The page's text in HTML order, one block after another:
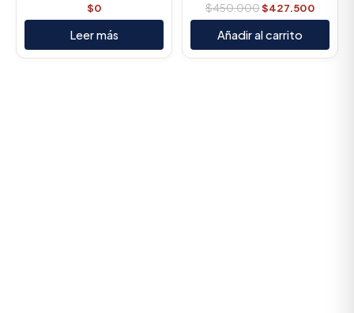
$0
Leer más
$450.000$427.500
Añadir al carrito